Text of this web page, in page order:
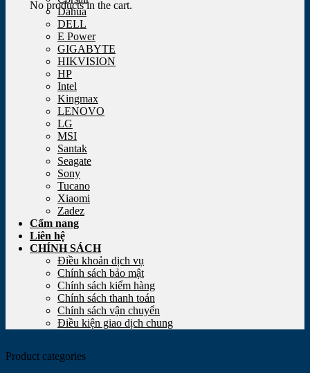
No products in the cart.
Dahua
DELL
E Power
GIGABYTE
HIKVISION
HP
Intel
Kingmax
LENOVO
LG
MSI
Santak
Seagate
Sony
Tucano
Xiaomi
Zadez
Cẩm nang
Liên hệ
CHÍNH SÁCH
Điều khoản dịch vụ
Chính sách bảo mật
Chính sách kiểm hàng
Chính sách thanh toán
Chính sách vận chuyển
Điều kiện giao dịch chung
Product categories